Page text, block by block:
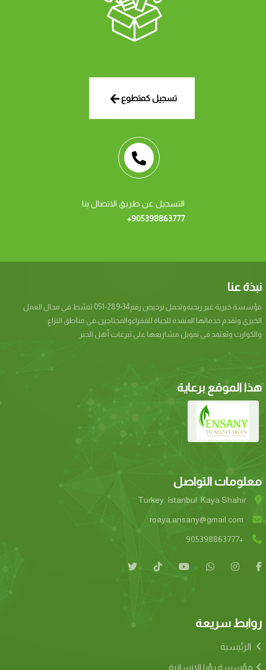
تسجيل كمتطوع
التسجيل عن طريق الاتصال بنا
+905398863777
نبذة عنا
مؤسسة خيرية غير ربحيةوتحمل ترخيص رقم34-289-051 تنشط في مجال العمل
الخيري وتقدم خدماتها المنقذة للحياة للفقراءوالمحتاجين،في مناطق النزاع
والكوارث وتعتمد في تمويل مشاريعها على تبرعات أهل الخير
هذا الموقع برعاية
معلومات التواصل
Turkey. Istanbul. Kaya Shahir
roaya.ansany@gmail.com
+905398863777
روابط سريعة
الرئيسية
مؤسسة رؤيا الإنسانية